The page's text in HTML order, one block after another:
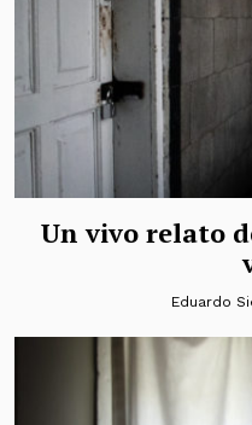
Un vivo relato
Eduardo